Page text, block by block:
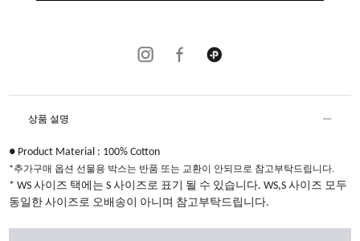
상품 설명
● Product Material : 100% Cotton​
*추가구매 옵션 선물용 박스는 반품 또는 교환이 안되므로 참고부탁드립니다.
* WS 사이즈 택에는 S 사이즈로 표기 될 수 있습니다. WS,S 사이즈 모두
동일한 사이즈로 오배송이 아니며 참고부탁드립니다.